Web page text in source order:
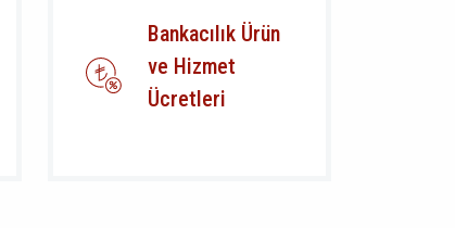
Bankacılık Ürün
ve Hizmet
Ücretleri